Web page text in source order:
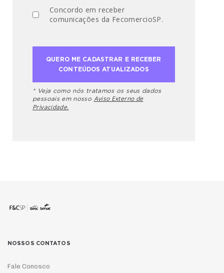
Concordo em receber
comunicações da FecomercioSP.
* Veja como nós tratamos os seus dados
pessoais em nosso Aviso Externo de
Privacidade.
NOSSOS CONTATOS
Fale Conosco